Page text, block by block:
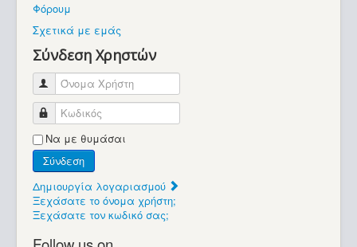
Βρίσκεστε εδώ:
Φόρουμ
Σχετικά με εμάς
Σύνδεση Χρηστών
Όνομα Χρήστη
Κωδικός
Να με θυμάσαι
Σύνδεση
Δημιουργία λογαριασμού
Ξεχάσατε το όνομα χρήστη;
Ξεχάσατε τον κωδικό σας;